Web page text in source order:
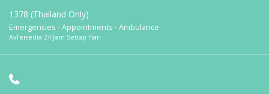
1378 (Thailand Only)
Emergencies - Appointments - Ambulance
AvTersedia 24 Jam Setiap Hari